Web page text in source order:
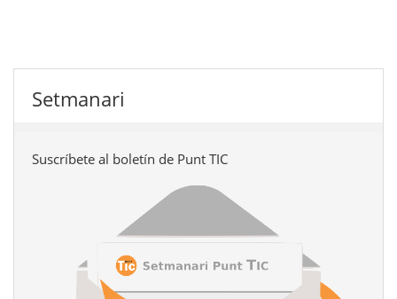
Setmanari
Suscríbete al boletín de Punt TIC